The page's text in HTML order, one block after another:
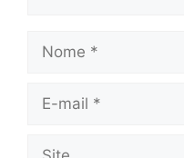
Nome
Site